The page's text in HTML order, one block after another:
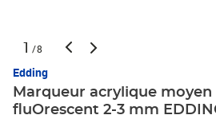
1 /8
Edding
Marqueur acrylique moyen
fluOrescent 2-3 mm